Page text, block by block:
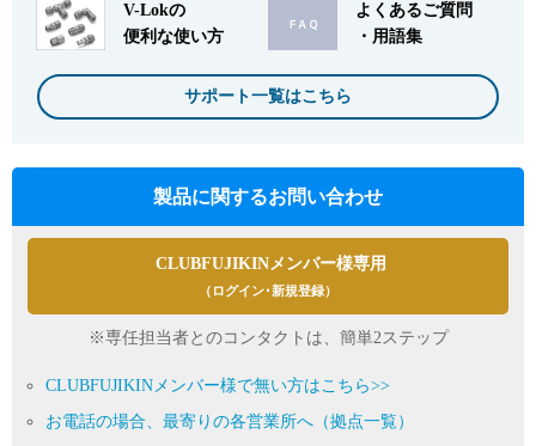
V-Lokの
便利な使い方
よくあるご質問
・用語集
サポート一覧はこちら
製品に関するお問い合わせ
CLUBFUJIKINメンバー様専用
（ログイン･新規登録）
※専任担当者とのコンタクトは、簡単2ステップ
CLUBFUJIKINメンバー様で無い方はこちら>>
お電話の場合、最寄りの各営業所へ（拠点一覧）